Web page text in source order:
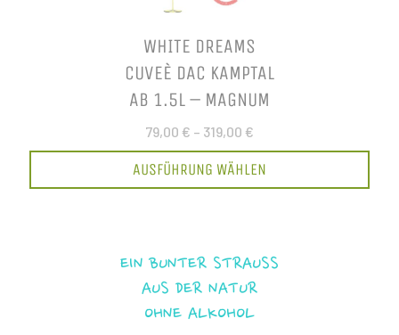
WHITE DREAMS
CUVEÈ DAC KAMPTAL
AB 1.5L – MAGNUM
79,00 € – 319,00 €
AUSFÜHRUNG WÄHLEN
EIN BUNTER STRAUSS
AUS DER NATUR
OHNE ALKOHOL